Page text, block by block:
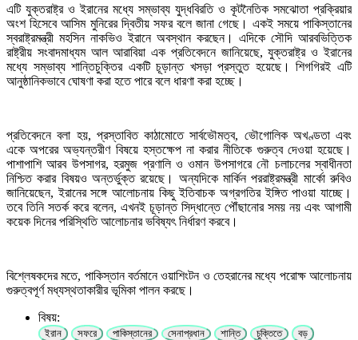
এটি যুক্তরাষ্ট্র ও ইরানের মধ্যে সম্ভাব্য যুদ্ধবিরতি ও কূটনৈতিক সমঝোতা প্রক্রিয়ার
অংশ হিসেবে আসিম মুনিরের দ্বিতীয় সফর বলে জানা গেছে। একই সময়ে পাকিস্তানের
স্বরাষ্ট্রমন্ত্রী মহসিন নাকভিও ইরানে অবস্থান করছেন। এদিকে সৌদি আরবভিত্তিক
রাষ্ট্রীয় সংবাদমাধ্যম আল আরাবিয়া এক প্রতিবেদনে জানিয়েছে, যুক্তরাষ্ট্র ও ইরানের
মধ্যে সম্ভাব্য শান্তিচুক্তির একটি চূড়ান্ত খসড়া প্রস্তুত হয়েছে। শিগগিরই এটি
আনুষ্ঠানিকভাবে ঘোষণা করা হতে পারে বলে ধারণা করা হচ্ছে।
প্রতিবেদনে বলা হয়, প্রস্তাবিত কাঠামোতে সার্বভৌমত্ব, ভৌগোলিক অখণ্ডতা এবং
একে অপরের অভ্যন্তরীণ বিষয়ে হস্তক্ষেপ না করার নীতিকে গুরুত্ব দেওয়া হয়েছে।
পাশাপাশি আরব উপসাগর, হরমুজ প্রণালি ও ওমান উপসাগরে নৌ চলাচলের স্বাধীনতা
নিশ্চিত করার বিষয়ও অন্তর্ভুক্ত রয়েছে। অন্যদিকে মার্কিন পররাষ্ট্রমন্ত্রী মার্কো রুবিও
জানিয়েছেন, ইরানের সঙ্গে আলোচনায় কিছু ইতিবাচক অগ্রগতির ইঙ্গিত পাওয়া যাচ্ছে।
তবে তিনি সতর্ক করে বলেন, এখনই চূড়ান্ত সিদ্ধান্তে পৌঁছানোর সময় নয় এবং আগামী
কয়েক দিনের পরিস্থিতি আলোচনার ভবিষ্যৎ নির্ধারণ করবে।
বিশ্লেষকদের মতে, পাকিস্তান বর্তমানে ওয়াশিংটন ও তেহরানের মধ্যে পরোক্ষ আলোচনায়
গুরুত্বপূর্ণ মধ্যস্থতাকারীর ভূমিকা পালন করছে।
বিষয়:
ইরান সফরে পাকিস্তানের সেনাপ্রধান শান্তি চুক্তিতে
বড়